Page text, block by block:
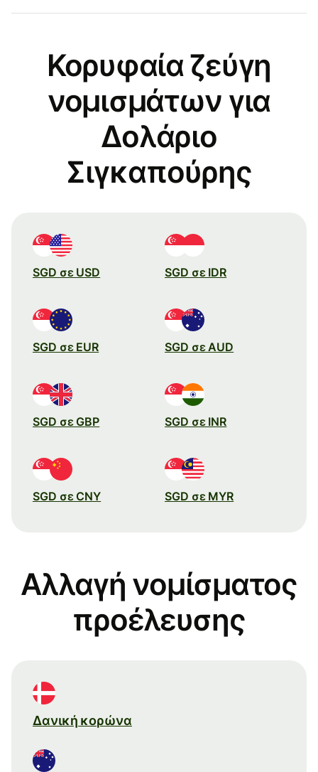
Κορυφαία ζεύγη
νομισμάτων για
Δολάριο
Σιγκαπούρης
SGD σε USD SGD σε IDR
SGD σε EUR SGD σε AUD
SGD σε GBP SGD σε INR
SGD σε CNY SGD σε MYR
Αλλαγή νομίσματος
προέλευσης
Δανική κορώνα